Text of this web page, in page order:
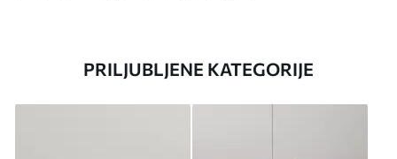
PRILJUBLJENE KATEGORIJE